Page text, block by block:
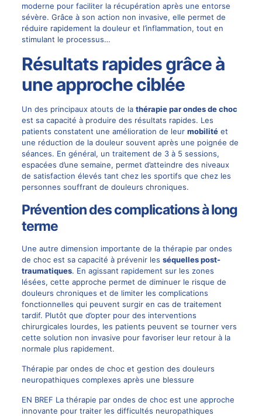
moderne pour faciliter la récupération après une entorse
sévère. Grâce à son action non invasive, elle permet de
réduire rapidement la douleur et l’inflammation, tout en
stimulant le processus…
Résultats rapides grâce à
une approche ciblée
Un des principaux atouts de la thérapie par ondes de choc
est sa capacité à produire des résultats rapides. Les
patients constatent une amélioration de leur mobilitéet
une réduction de la douleur souvent après une poignée de
séances. En général, un traitement de 3 à 5 sessions,
espacées d’une semaine, permet d’atteindre des niveaux
de satisfaction élevés tant chez les sportifs que chez les
personnes souffrant de douleurs chroniques.
Prévention des complications à long
terme
Une autre dimension importante de la thérapie par ondes
de choc est sa capacité à prévenir les séquelles post-
traumatiques. En agissant rapidement sur les zones
lésées, cette approche permet de diminuer le risque de
douleurs chroniques et de limiter les complications
fonctionnelles qui peuvent surgir en cas de traitement
tardif. Plutôt que d’opter pour des interventions
chirurgicales lourdes, les patients peuvent se tourner vers
cette solution non invasive pour favoriser leur retour à la
normale plus rapidement.
Thérapie par ondes de choc et gestion des douleurs
neuropathiques complexes après une blessure
EN BREF La thérapie par ondes de choc est une approche
innovante pour traiter les difficultés neuropathiques